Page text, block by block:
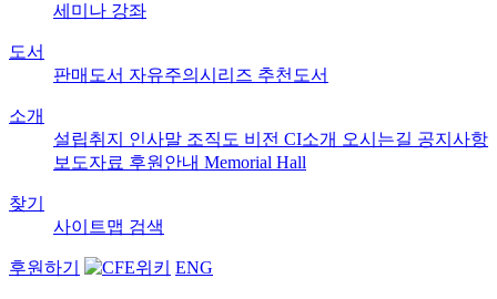
세미나 강좌
도서
판매도서 자유주의시리즈 추천도서
소개
설립취지 인사말 조직도 비전 CI소개 오시는길 공지사항
보도자료 후원안내 Memorial Hall
찾기
사이트맵 검색
후원하기 ENG